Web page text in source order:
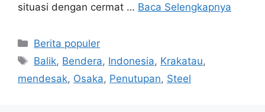
situasi dengan cermat … Baca Selengkapnya
Kategori
Berita populer
Tag
Balik, Bendera, Indonesia, Krakatau,
mendesak, Osaka, Penutupan, Steel